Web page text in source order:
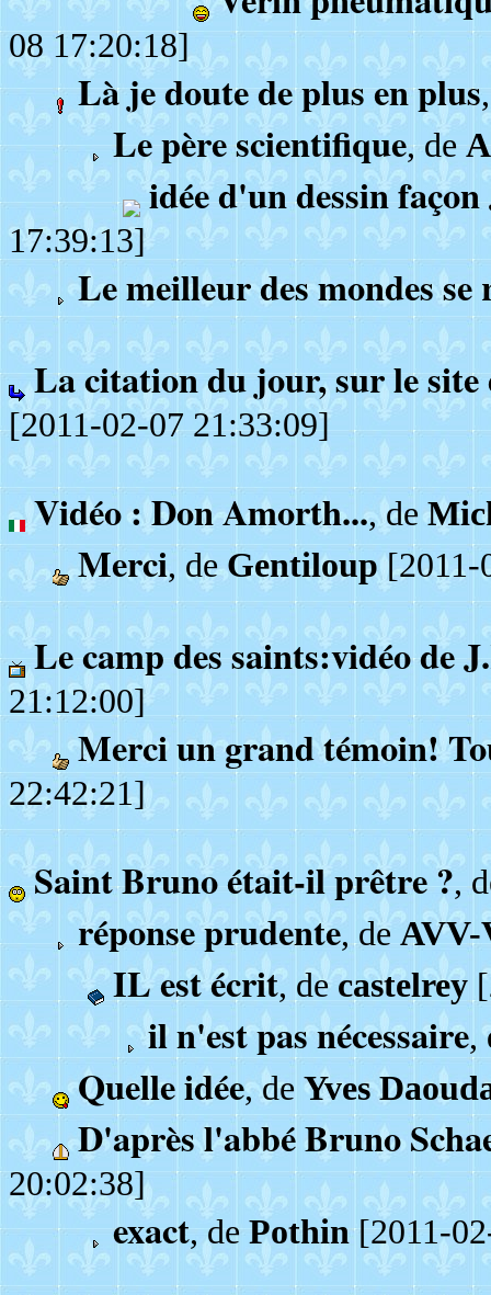
08 17:20:18]
Là je doute de plus en plus
Le père scientifique, de
idée d'un dessin
17:39:13]
Le meilleur des mondes se
La citation du jour, sur le
[2011-02-07 21:33:09]
Vidéo : Don Amorth..., de
Merci, deGentiloup[2011-
Le camp des saints:vidéo de
21:12:00]
Merci un grand témoin!
22:42:21]
Saint Bruno était-il prêtre ?,
réponse prudente, de
IL est écrit, decastelrey
il n'est pas nécessaire,
Quelle idée, de Yves
D'après l'abbé Bruno
20:02:38]
exact, dePothin[2011-